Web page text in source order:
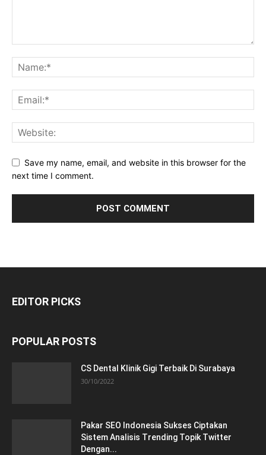
Save my name, email, and website in this browser for the
next time I comment.
EDITOR PICKS
POPULAR POSTS
CS Dental Klinik Gigi Terbaik Di Surabaya
30/10/2022
Pakar SEO Indonesia Sukses Ciptakan
Sistem Analisis Trending Topik Twitter
Dengan...